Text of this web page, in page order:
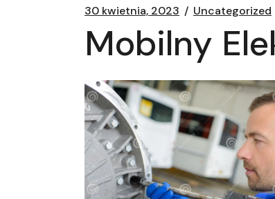
30 kwietnia, 2023 Uncategorized
Mobilny